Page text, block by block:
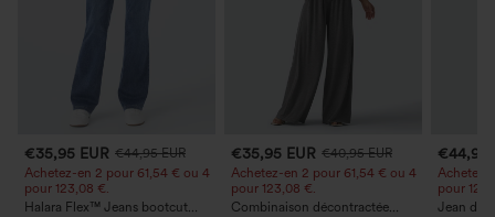
€35,95 EUR €44,95 EUR
Achetez-en 2 pour 61,54 € ou 4
pour 123,08 €.
Halara Flex™ Jeans bootcut
€35,95 EUR €40,95 EUR
Achetez-en 2 pour 61,54 € ou 4
pour 123,08 €.
Combinaison décontractée
€44,95
Achetez-
pour
Jean